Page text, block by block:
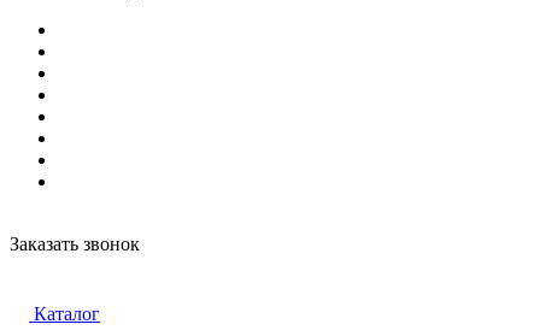
Заказать звонок
Каталог